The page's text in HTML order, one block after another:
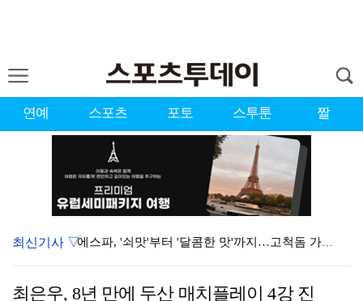
연예 스포츠 포토 스투툰 짤
에스파, '쇠맛'부터 '달콤한 맛'까지…고척돔 가득 채…
최신기사 ▽
최은우, 8년 만에 두산 매치플레이 4강 진